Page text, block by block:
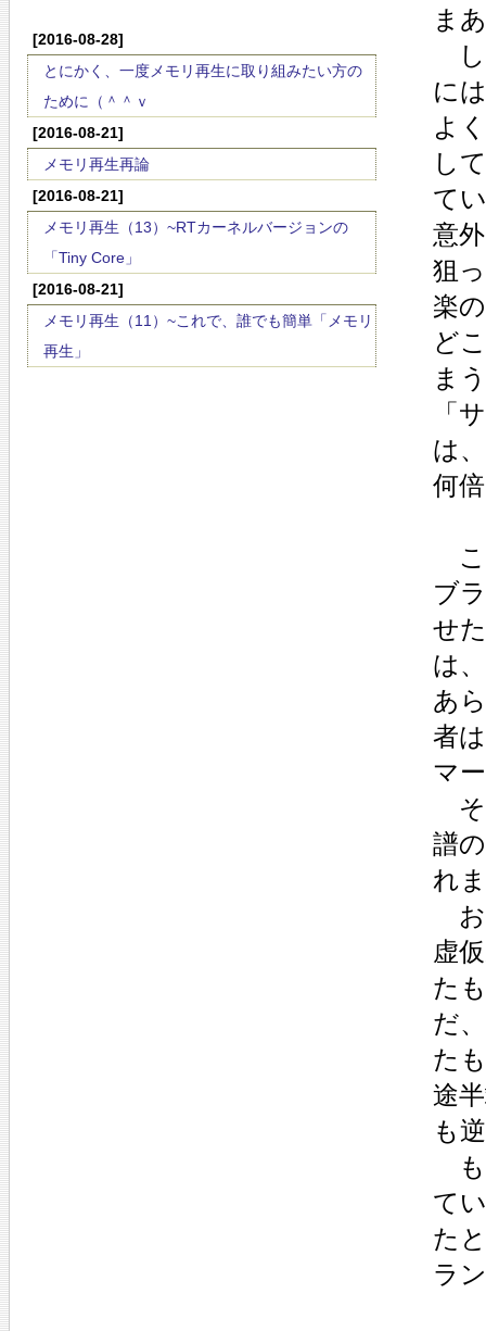
[2016-08-28]
とにかく、一度メモリ再生に取り組みたい方の
ために（＾＾ｖ
[2016-08-21]
メモリ再生再論
[2016-08-21]
メモリ再生（13）~RTカーネルバージョンの
「Tiny Core」
[2016-08-21]
メモリ再生（11）~これで、誰でも簡単「メモリ
再生」
ま
し
に
よ
し
て
意
狙
楽
ど
ま
「
は
何
こ
ブ
せ
は
あ
者
マ
そ
譜
れ
お
虚
た
だ
た
途
も
も
て
た
ラ